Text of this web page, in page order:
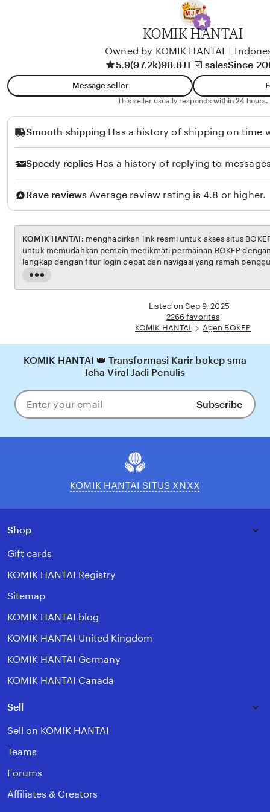
l
o
KOMIK HANTAI
Owned by KOMIK HANTAI
5.9(97.2k)98.8JT ☑️ salesSince
Message seller
This seller usually responds within 24 hours.
Smooth shipping Has a history of shipping on time
Speedy replies Has a history of replying to
Rave reviews Average review rating is 4.8 or higher.
Read
the
KOMIK HANTAI:
untuk memudahkan pemain menikmati permainan BOKEP dengan aman dan transparan,
lengkap dengan fitur login cepat dan navigasi yang ramah pengguna. Setiap transaksi
dijamin aman, sementara update hasil dan informasi permainan selalu tersedia secara real-
Listed on Sep 9, 2025
2266 favorites
KOMIK HANTAI
Agen BOKEP
KOMIK HANTAI 👑 Transformasi Karir bokep sma
Icha Viral Jadi Penulis
Enter
your
Subscribe
KOMIK HANTAI SITUS XNXX
Shop
Gift cards
KOMIK HANTAI Registry
Sitemap
KOMIK HANTAI blog
KOMIK HANTAI United Kingdom
KOMIK HANTAI Germany
KOMIK HANTAI Canada
Sell
Sell on KOMIK HANTAI
Teams
Forums
Affiliates & Creators